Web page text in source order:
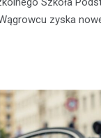
zyska